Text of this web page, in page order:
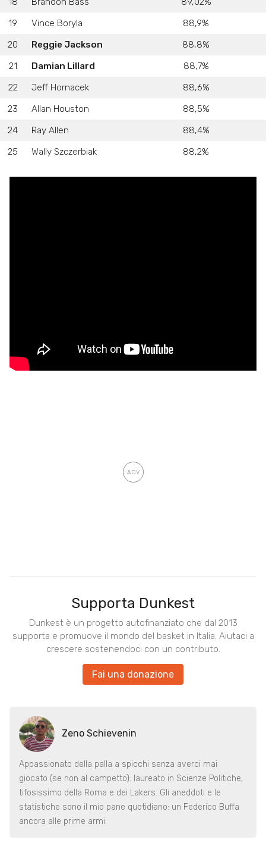
19
Vince Boryla
88,9%
20
Reggie Jackson
88,8%
21
Damian Lillard
88,7%
22
Jeff Hornacek
88,6%
23
Allan Houston
88,5%
24
Ray Allen
88,4%
25
Wally Szczerbiak 88,2%
Supporta Dunkest
Dunkest è un progetto autofinanziato che dal 2013
supporta e promuove il mondo del basket in Italia. Aiutaci a
crescere sostenendoci con un contributo.
Fai una donazione
Zeno Schievenin
Appassionato della palla a spicchi senza averci mai
giocato (se non al campetto): laureato in Scienze Politiche,
tifosissimo della Roma e dei Lakers. Gli aneddoti e le
statistiche sono il mio pane quotidiano: un Federico Buffa
ancora alle prime armi.